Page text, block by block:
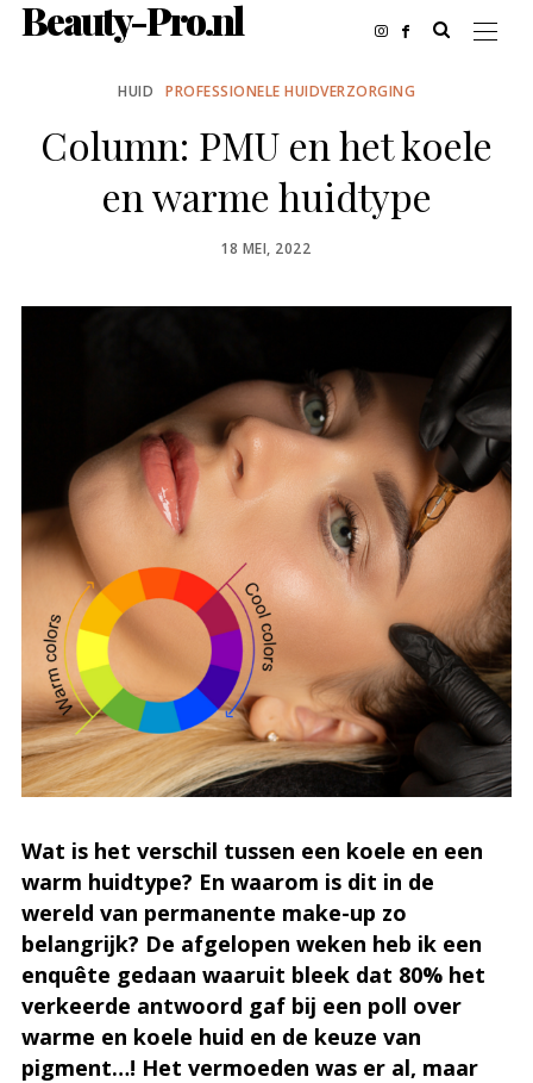
Beauty-Pro.nl
HUID PROFESSIONELE HUIDVERZORGING
Column: PMU en het koele
en warme huidtype
POSTED
18 MEI, 2022
Wat is het verschil tussen een koele en een
warm huidtype? En waarom is dit in de
wereld van permanente make-up zo
belangrijk? De afgelopen weken heb ik een
enquête gedaan waaruit bleek dat 80% het
verkeerde antwoord gaf bij een poll over
warme en koele huid en de keuze van
pigment…! Het vermoeden was er al, maar